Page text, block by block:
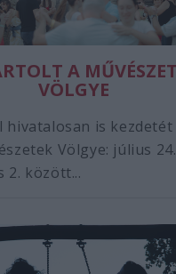
A
VÖLGYE
hivatalosan is kezdetét
Völgye: július
2. között...